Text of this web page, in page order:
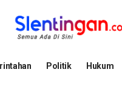
Politik Hukum